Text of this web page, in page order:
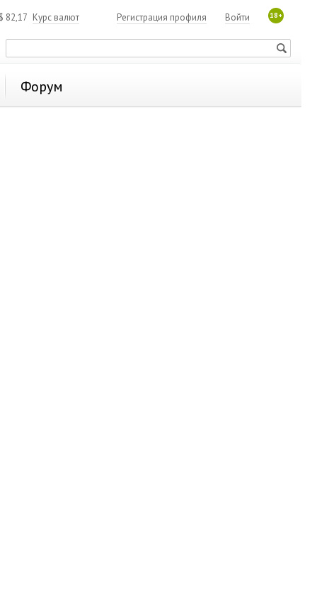
$ 82,17 Курс валют 18+
Войти
Регистрация профиля
Форум